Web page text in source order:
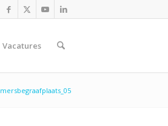
Vacatures